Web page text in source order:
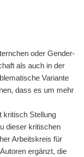
oder Gender-
als auch in der
Variante
dass es um mehr
kritisch Stellung
dieser kritischen
Arbeitskreis für
ergänzt, die